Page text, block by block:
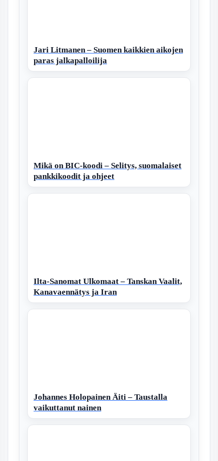
Jari Litmanen – Suomen kaikkien aikojen
paras jalkapalloilija
Mikä on BIC-koodi – Selitys, suomalaiset
pankkikoodit ja ohjeet
Ilta-Sanomat Ulkomaat – Tanskan Vaalit,
Kanavaennätys ja Iran
Johannes Holopainen Äiti – Taustalla
vaikuttanut nainen